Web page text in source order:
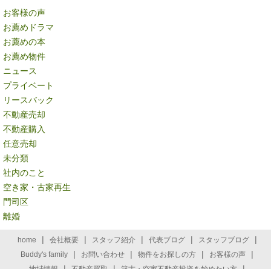
お客様の声
お薦めドラマ
お薦めの本
お薦め物件
ニュース
プライベート
リースバック
不動産売却
不動産購入
任意売却
未分類
社内のこと
空き家・古家再生
門司区
離婚
home | 会社概要 | スタッフ紹介 | 代表ブログ | スタッフブログ |
Buddy's family | お問い合わせ | 物件をお探しの方 | お客様の声 |